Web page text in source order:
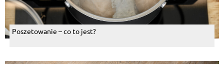
Poszetowanie – co to jest?